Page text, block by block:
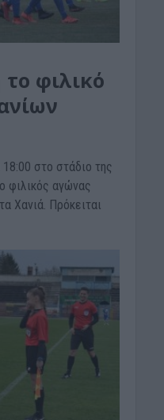
φιλικό
στο στάδιο της
φιλικός αγώνας
Χανιά. Πρόκειται